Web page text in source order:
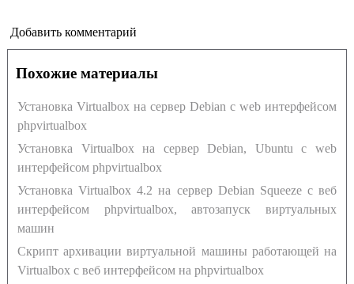
Добавить комментарий
Похожие материалы
Установка Virtualbox на сервер Debian с web интерфейсом
phpvirtualbox
Установка Virtualbox на сервер Debian, Ubuntu с web
интерфейсом phpvirtualbox
Установка Virtualbox 4.2 на сервер Debian Squeeze с веб
интерфейсом phpvirtualbox, автозапуск виртуальных
машин
Скрипт архивации виртуальной машины работающей на
Virtualbox c веб интерфейсом на phpvirtualbox